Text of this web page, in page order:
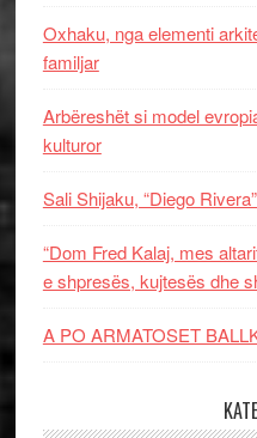
Oxhaku, nga elementi
familjar
Arbëreshët si model
kulturor
Sali Shijaku, “Diego
“Dom Fred Kalaj, mes
e shpresës, kujtesës dhe
A PO ARMATOSET